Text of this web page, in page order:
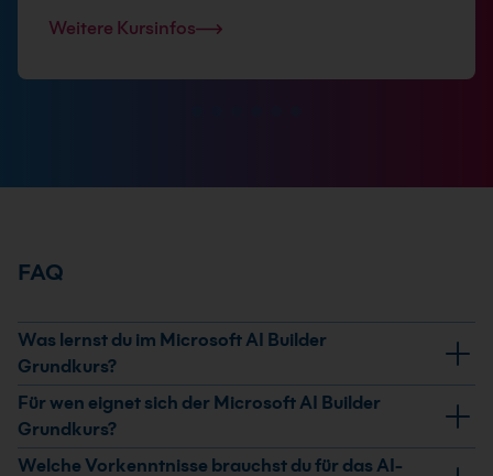
Weitere Kursinfos
FAQ
Was lernst du im Microsoft AI Builder
Grundkurs?
Du lernst die Einsatzmöglichkeiten von Microsoft AI
Builder kennen, erstellst eigene KI-Modelle und nutzt
vordefinierte Modelle für Formularverarbeitung,
Für wen eignet sich der Microsoft AI Builder
Grundkurs?
Der Grundkurs eignet sich für Fach- und IT-
Welche Vorkenntnisse brauchst du für das AI-